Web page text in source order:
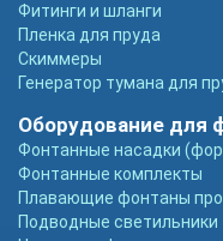
Фитинги и шланги
Пленка для пруда
Скиммеры
Генератор тумана для
Оборудование для
Фонтанные насадки
Фонтанные комплекты
Плавающие фонтаны
Подводные светильники